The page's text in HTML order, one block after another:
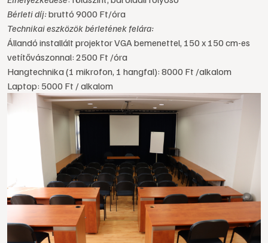
Bérleti díj:bruttó 9000 Ft/óra
Technikai eszközök bérletének felára:
Állandó installált projektor VGA bemenettel, 150 x 150 cm-es
vetítővászonnal: 2500 Ft /óra
Hangtechnika (1 mikrofon, 1 hangfal): 8000 Ft /alkalom
Laptop: 5000 Ft / alkalom